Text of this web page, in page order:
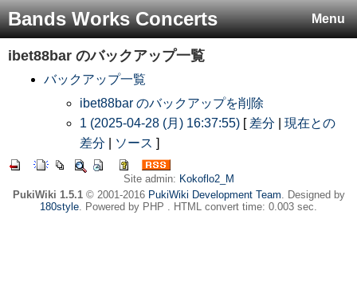
Menu
Bands Works Concerts
ibet88bar のバックアップ一覧
バックアップ一覧
ibet88bar のバックアップを削除
1 (2025-04-28 (月) 16:37:55) [ 差分
現在との
差分
ソース ]
Site admin: Kokoflo2_M
PukiWiki 1.5.1© 2001-2016 PukiWiki Development Team. Designed by
180style. Powered by PHP . HTML convert time: 0.003 sec.